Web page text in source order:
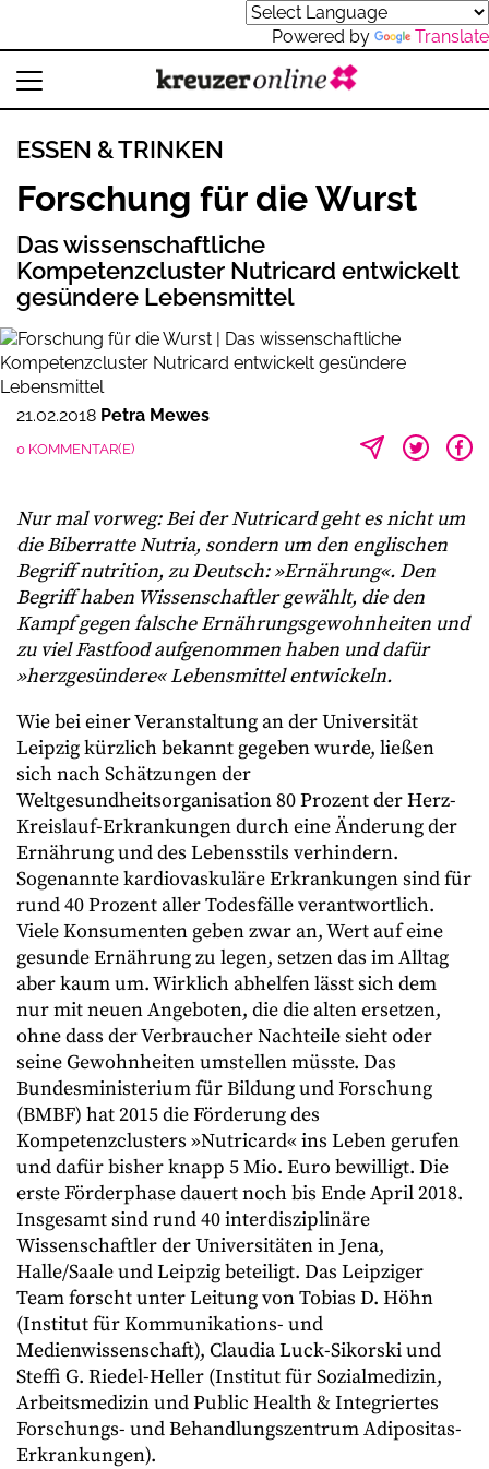
Powered by Translate
ESSEN & TRINKEN
Forschung für die Wurst
Das wissenschaftliche
Kompetenzcluster Nutricard entwickelt
gesündere Lebensmittel
21.02.2018 Petra Mewes
0 KOMMENTAR(E)
Nur mal vorweg: Bei der Nutricard geht es nicht um
die Biberratte Nutria, sondern um den englischen
Begriff nutrition, zu Deutsch: »Ernährung«. Den
Begriff haben Wissenschaftler gewählt, die den
Kampf gegen falsche Ernährungsgewohnheiten und
zu viel Fastfood aufgenommen haben und dafür
»herzgesündere« Lebensmittel entwickeln.
Wie bei einer Veranstaltung an der Universität
Leipzig kürzlich bekannt gegeben wurde, ließen
sich nach Schätzungen der
Weltgesundheitsorganisation 80 Prozent der Herz-
Kreislauf-Erkrankungen durch eine Änderung der
Ernährung und des Lebensstils verhindern.
Sogenannte kardiovaskuläre Erkrankungen sind für
rund 40 Prozent aller Todesfälle verantwortlich.
Viele Konsumenten geben zwar an, Wert auf eine
gesunde Ernährung zu legen, setzen das im Alltag
aber kaum um. Wirklich abhelfen lässt sich dem
nur mit neuen Angeboten, die die alten ersetzen,
ohne dass der Verbraucher Nachteile sieht oder
seine Gewohnheiten umstellen müsste. Das
Bundesministerium für Bildung und Forschung
(BMBF) hat 2015 die Förderung des
Kompetenzclusters »Nutricard« ins Leben gerufen
und dafür bisher knapp 5 Mio. Euro bewilligt. Die
erste Förderphase dauert noch bis Ende April 2018.
Insgesamt sind rund 40 interdisziplinäre
Wissenschaftler der Universitäten in Jena,
Halle/Saale und Leipzig beteiligt. Das Leipziger
Team forscht unter Leitung von Tobias D. Höhn
(Institut für Kommunikations- und
Medienwissenschaft), Claudia Luck-Sikorski und
Steffi G. Riedel-Heller (Institut für Sozialmedizin,
Arbeitsmedizin und Public Health & Integriertes
Forschungs- und Behandlungszentrum Adipositas-
Erkrankungen).